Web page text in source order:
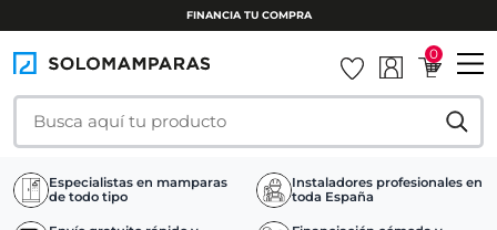
FINANCIA TU COMPRA
0
Especialistas en mamparas
de todo tipo
Instaladores profesionales en
toda España